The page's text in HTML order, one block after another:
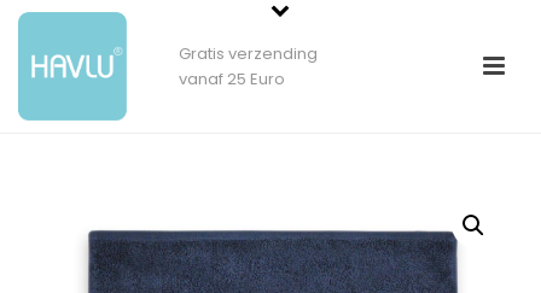
Gratis verzending
vanaf 25 Euro